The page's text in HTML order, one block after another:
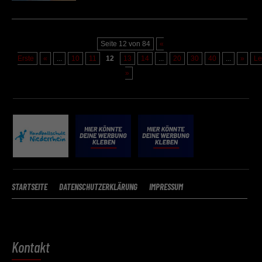
Seite 12 von 84
«
Erste
« ... 10 11 12 13 14 ... 20 30 40 ... »
»
STARTSEITE DATENSCHUTZERKLÄRUNG IMPRESSUM
Kontakt
Zurück
Datenschutzeinstellungen
einwandfreie Funktion der Website erforderlich.
Cookie-Informationen anzeigen
Datenschutzerklärung